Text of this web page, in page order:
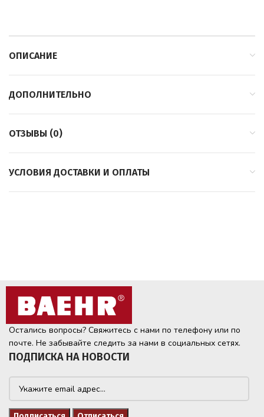
ОПИСАНИЕ
ДОПОЛНИТЕЛЬНО
ОТЗЫВЫ (0)
УСЛОВИЯ ДОСТАВКИ И ОПЛАТЫ
Остались вопросы? Свяжитесь с нами по телефону или по
почте. Не забывайте следить за нами в социальных сетях.
ПОДПИСКА НА НОВОСТИ